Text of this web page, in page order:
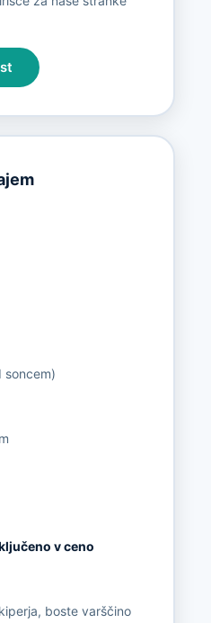
soncem)
v ceno
boste varščino